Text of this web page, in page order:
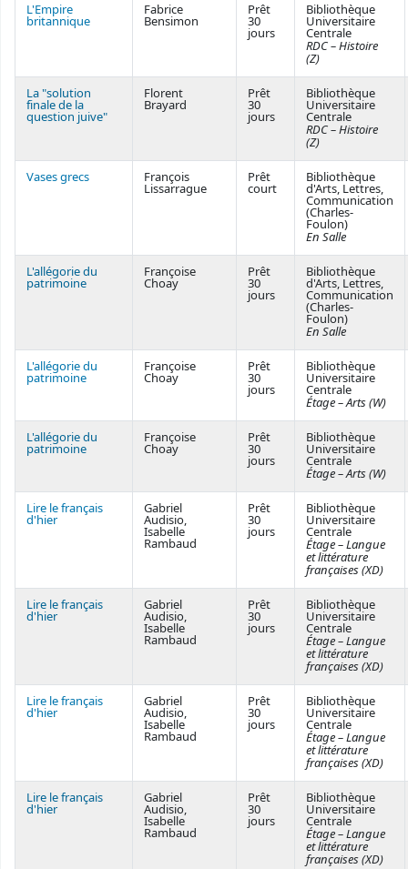
L'Empire
britannique
Fabrice
Bensimon
Prêt
30
jours
Bibliothèque
Universitaire
Centrale
RDC – Histoire
(Z)
La "solution
finale de la
question juive"
Florent
Brayard
Prêt
30
jours
Bibliothèque
Universitaire
Centrale
RDC – Histoire
(Z)
Vases grecs François
Lissarrague
Prêt
court
Bibliothèque
d'Arts, Lettres,
Communication
(Charles-
Foulon)
En Salle
L'allégorie du
patrimoine
Françoise
Choay
Prêt
30
jours
Bibliothèque
d'Arts, Lettres,
Communication
(Charles-
Foulon)
En Salle
L'allégorie du
patrimoine
Françoise
Choay
Prêt
30
jours
Bibliothèque
Universitaire
Centrale
Étage – Arts (W)
L'allégorie du
patrimoine
Françoise
Choay
Prêt
30
jours
Bibliothèque
Universitaire
Centrale
Étage – Arts (W)
Lire le français
d'hier
Gabriel
Audisio,
Isabelle
Rambaud
Prêt
30
jours
Bibliothèque
Universitaire
Centrale
Étage – Langue
et littérature
françaises (XD)
Lire le français
d'hier
Gabriel
Audisio,
Isabelle
Rambaud
Prêt
30
jours
Bibliothèque
Universitaire
Centrale
Étage – Langue
et littérature
françaises (XD)
Lire le français
d'hier
Gabriel
Audisio,
Isabelle
Rambaud
Prêt
30
jours
Bibliothèque
Universitaire
Centrale
Étage – Langue
et littérature
françaises (XD)
Lire le français
d'hier
Gabriel
Audisio,
Isabelle
Rambaud
Prêt
30
jours
Bibliothèque
Universitaire
Centrale
Étage – Langue
et littérature
françaises (XD)